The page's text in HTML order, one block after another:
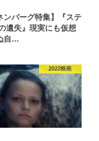
ンバーグ特集】『ステ
遺失』現実にも仮想
自…
2022映画